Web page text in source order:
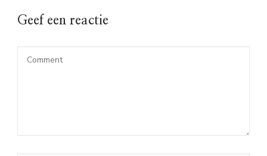
Geef een reactie